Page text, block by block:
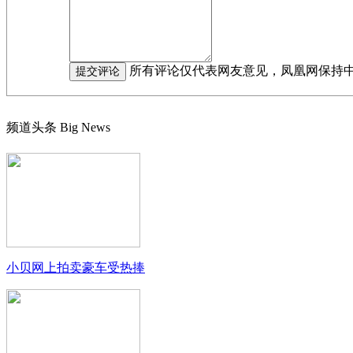
所有评论仅代表网友意见，凤凰网保持
频道头条 Big News
小贝网上拍卖豪车受热捧